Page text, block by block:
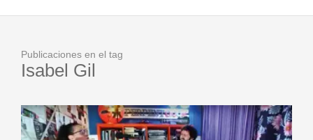
Publicaciones en el tag
Isabel Gil